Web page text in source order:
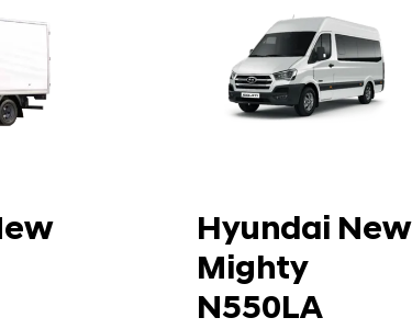
Hyundai New
Mighty
N550LA